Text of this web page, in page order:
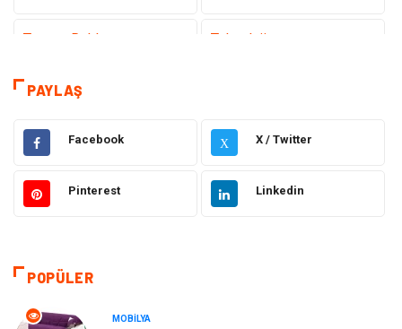
Tanıtıcı Reklam Teknoloji
Sağlık
Dekorasyon Elektrik Elektronik
Ulaşım ve Taşımacılık Alışveriş
Gıda
Bilgisayar ve Yazılım
PAYLAŞ
Facebook X X / Twitter
Pinterest Linkedin
POPÜLER
MOBILYA